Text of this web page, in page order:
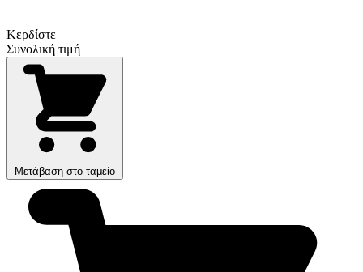
Κερδίστε
Συνολική τιμή
Μετάβαση στο ταμείο